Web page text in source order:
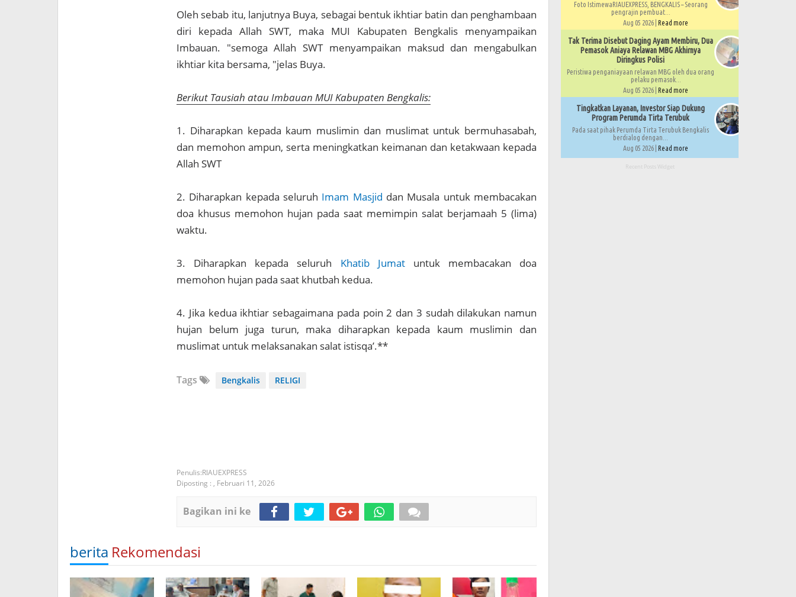
Oleh sebab itu, lanjutnya Buya, sebagai bentuk ikhtiar batin dan penghambaan
diri kepada Allah SWT, maka MUI Kabupaten Bengkalis menyampaikan
Imbauan. "semoga Allah SWT menyampaikan maksud dan mengabulkan
ikhtiar kita bersama, "jelas Buya.
Berikut Tausiah atau Imbauan MUI Kabupaten Bengkalis:
1. Diharapkan kepada kaum muslimin dan muslimat untuk bermuhasabah,
dan memohon ampun, serta meningkatkan keimanan dan ketakwaan kepada
Allah SWT
2. Diharapkan kepada seluruh Imam Masjid dan Musala untuk membacakan
doa khusus memohon hujan pada saat memimpin salat berjamaah 5 (lima)
waktu.
3. Diharapkan kepada seluruh Khatib Jumatuntuk membacakan doa
memohon hujan pada saat khutbah kedua.
4. Jika kedua ikhtiar sebagaimana pada poin 2 dan 3 sudah dilakukan namun
hujan belum juga turun, maka diharapkan kepada kaum muslimin dan
muslimat untuk melaksanakan salat istisqa’.**
Tags Bengkalis RELIGI
RIAUEXPRESS
Diposting : , Februari 11, 2026
Bagikan ini ke
berita Rekomendasi
Foto IstimewaRIAUEXPRESS, BENGKALIS – Seorang
pengrajin pembuat...
Aug 05 2026 | Read more
Tak Terima Disebut Daging Ayam Membiru, Dua
Pemasok Aniaya Relawan MBG Akhirnya
Diringkus Polisi
Peristiwa penganiayaan relawan MBG oleh dua orang
pelaku pemasok...
Aug 05 2026 | Read more
Tingkatkan Layanan, Investor Siap Dukung
Program Perumda Tirta Terubuk
Pada saat pihak Perumda Tirta Terubuk Bengkalis
berdialog dengan...
Aug 05 2026 | Read more
Recent Posts Widget